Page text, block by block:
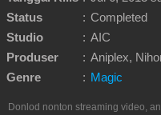
Status
: Completed
Studio
: AIC
Produser
:
Genre
: Magic